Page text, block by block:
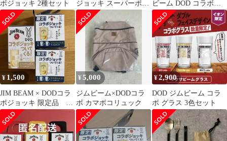
ボジョッキ 2種セット
ジョッキ スーパーポッ
プス オカレモン等セ
ット
ビーム DOD コラボジ
ョッキ 全2種ペアセッ
ト ゴールド＆ブルー 保
管品（ma）
¥ 1,500
JIM BEAM × DODコラ
ボジョッキ 限定品 2
種3点
¥5,000
ジムビーム×DODコラ
ボ カマボコリュック
¥2,900
DOD ジムビーム コラ
ボ グラス 3色セット